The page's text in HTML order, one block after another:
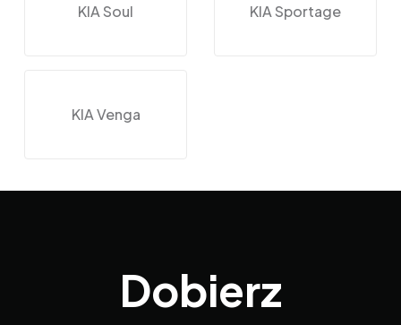
KIA Soul KIA Sportage
KIA Venga
Dobierz